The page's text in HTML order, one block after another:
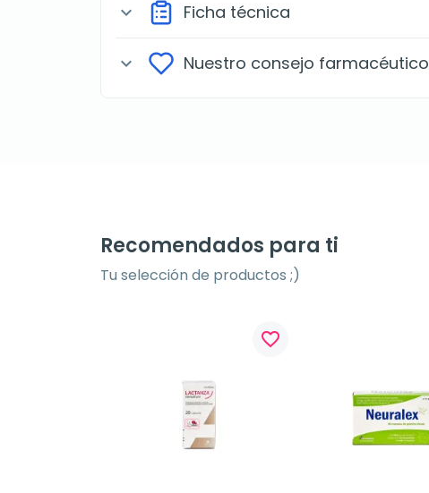
expand_more Ficha técnica
expand_more Nuestro consejo farmacéutico
Recomendados para ti
Tu selección de productos ;)
favorite_border